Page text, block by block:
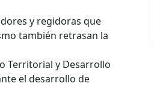
y regidoras que
también retrasan la
Territorial y Desarrollo
el desarrollo de